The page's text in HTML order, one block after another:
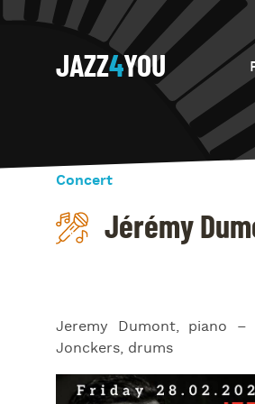
JAZZ4YOU
Concert
Jérémy
Jeremy Dumont, piano
Jonckers, drums